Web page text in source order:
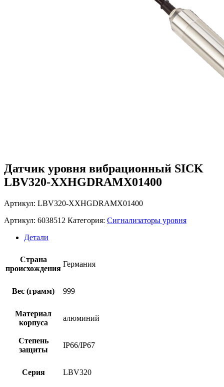
Датчик уровня вибрационный SICK
LBV320-XXHGDRAMX01400
Артикул: LBV320-XXHGDRAMX01400
Артикул: 6038512 Категория: Сигнализаторы уровня
Детали
Страна
происхождения
Германия
Вес (грамм) 999
Материал
корпуса
алюминий
Степень
защиты
IP66/IP67
Серия LBV320